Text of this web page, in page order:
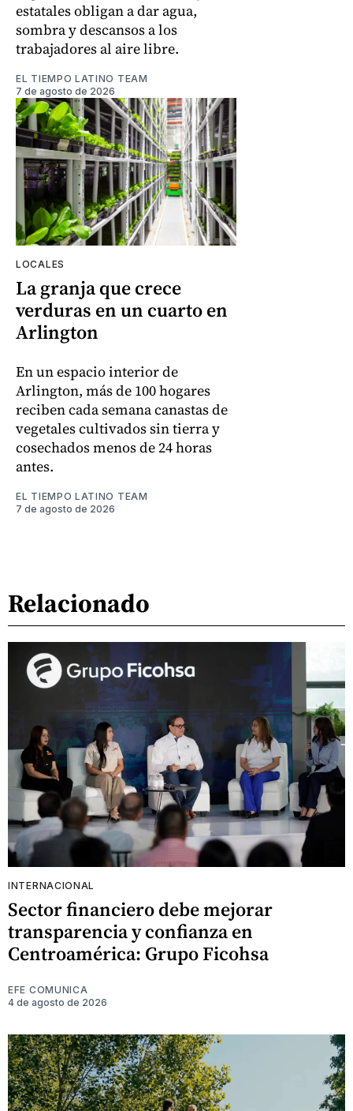
estatales obligan a dar agua,
sombra y descansos a los
trabajadores al aire libre.
EL TIEMPO LATINO TEAM
7 de agosto de 2026
LOCALES
La granja que crece
verduras en un cuarto en
Arlington
En un espacio interior de
Arlington, más de 100 hogares
reciben cada semana canastas de
vegetales cultivados sin tierra y
cosechados menos de 24 horas
antes.
EL TIEMPO LATINO TEAM
7 de agosto de 2026
Relacionado
INTERNACIONAL
Sector financiero debe mejorar
transparencia y confianza en
Centroamérica: Grupo Ficohsa
EFE COMUNICA
4 de agosto de 2026